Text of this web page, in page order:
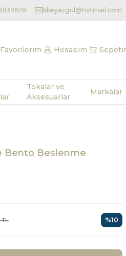
kbeyazgul@hotmail.com
Favorilerim Hesabım
Tokalar ve
Aksesuarlar
Markalar
Bento Beslenme
TL %10